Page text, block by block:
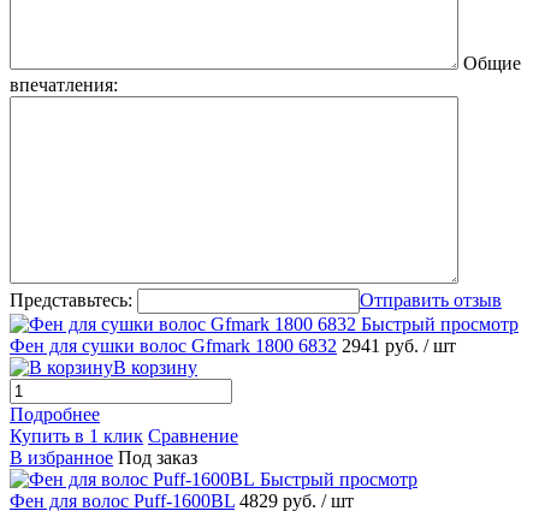
Общие
впечатления:
Представьтесь:
Отправить отзыв
Быстрый просмотр
Фен для сушки волос Gfmark 1800 6832 2941 руб. / шт
В корзину
Подробнее
Купить в 1 клик Сравнение
В избранное Под заказ
Быстрый просмотр
Фен для волос Puff-1600BL 4829 руб. / шт